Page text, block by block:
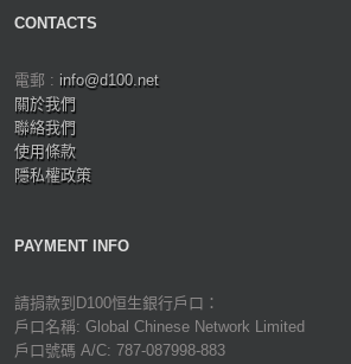
CONTACTS
電郵 : info@d100.net
關於我們
聯絡我們
使用條款
隱私權政策
PAYMENT INFO
請捐款到D100恒生銀行戶口：
戶口名稱: Global Chinese Network Limited
戶口號碼 A/C: 787-087998-883